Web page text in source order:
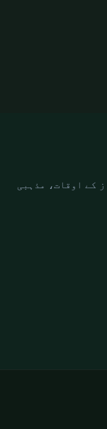
کے اوقات، مذہبی